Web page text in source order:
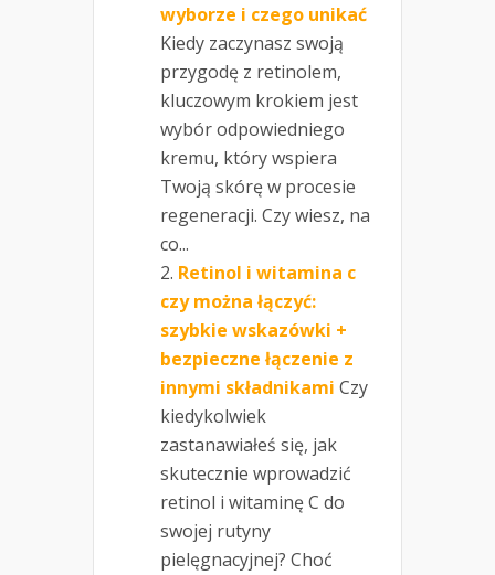
wyborze i czego unikać
Kiedy zaczynasz swoją
przygodę z retinolem,
kluczowym krokiem jest
wybór odpowiedniego
kremu, który wspiera
Twoją skórę w procesie
regeneracji. Czy wiesz, na
co...
Retinol i witamina c
czy można łączyć:
szybkie wskazówki +
bezpieczne łączenie z
innymi składnikami Czy
kiedykolwiek
zastanawiałeś się, jak
skutecznie wprowadzić
retinol i witaminę C do
swojej rutyny
pielęgnacyjnej? Choć